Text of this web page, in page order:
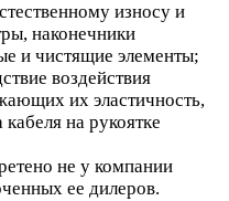
износу и
наконечники
и чистящие элементы;
воздействия
их эластичность,
на рукоятке
не у компании
ее дилеров.